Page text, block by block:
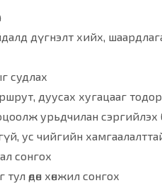
дүгнэлт хийх,
судлах
дуусах хугацааг
урьдчилан сэргийлэх
ус чийгийн
сонгох
өдөн хөнжил сонгох